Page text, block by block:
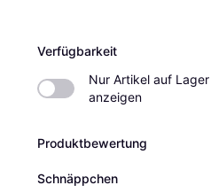
Verfügbarkeit
Nur Artikel auf Lager
anzeigen
Produktbewertung
Schnäppchen